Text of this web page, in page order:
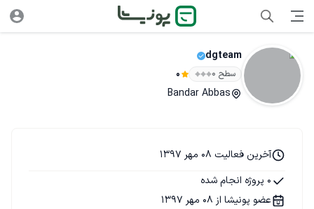
dgteam
سطح ۰ 0
Bandar Abbas
آخرین فعالیت 08 مهر 1397
0 پروژه انجام شده
عضو پونیشا از 08 مهر 1397